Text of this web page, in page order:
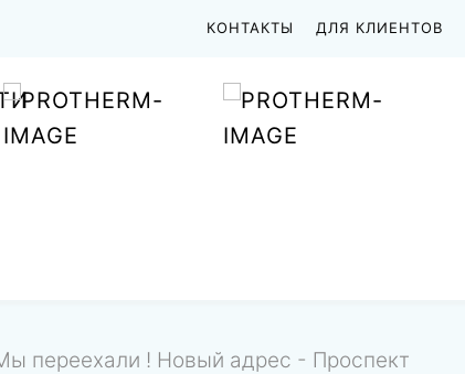
КОНТАКТЫ ДЛЯ КЛИЕНТОВ
переехали ! Новый адрес - Проспект